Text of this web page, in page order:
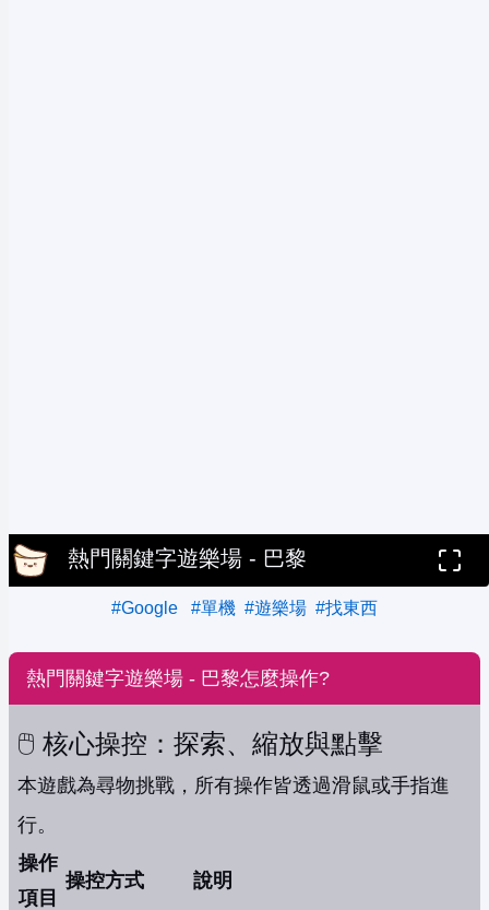
熱門關鍵字遊樂場 - 巴黎
#Google #單機 #遊樂場 #找東西
熱門關鍵字遊樂場 - 巴黎怎麼操作?
🖱️ 核心操控：探索、縮放與點擊
本遊戲為尋物挑戰，所有操作皆透過滑鼠或手指進
行。
操作
項目
操控方式 說明